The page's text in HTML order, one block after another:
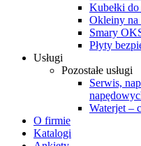
Kubełki
Okleiny na
Smary
Płyty
Usługi
Pozostałe usługi
Serwis,
Waterjet –
O firmie
Katalogi